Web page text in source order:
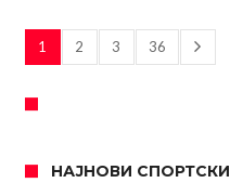
1 2 3 36
НАЈНОВИ